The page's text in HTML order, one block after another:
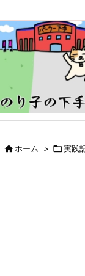
ホーム > 実践